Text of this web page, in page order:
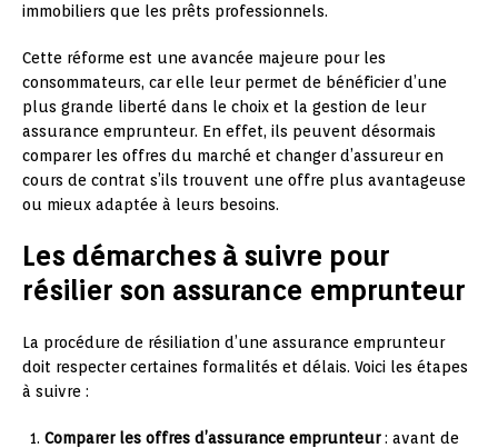
immobiliers que les prêts professionnels.
Cette réforme est une avancée majeure pour les
consommateurs, car elle leur permet de bénéficier d’une
plus grande liberté dans le choix et la gestion de leur
assurance emprunteur. En effet, ils peuvent désormais
comparer les offres du marché et changer d’assureur en
cours de contrat s’ils trouvent une offre plus avantageuse
ou mieux adaptée à leurs besoins.
Les démarches à suivre pour
résilier son assurance emprunteur
La procédure de résiliation d’une assurance emprunteur
doit respecter certaines formalités et délais. Voici les étapes
à suivre :
Comparer les offres d’assurance emprunteur: avant de